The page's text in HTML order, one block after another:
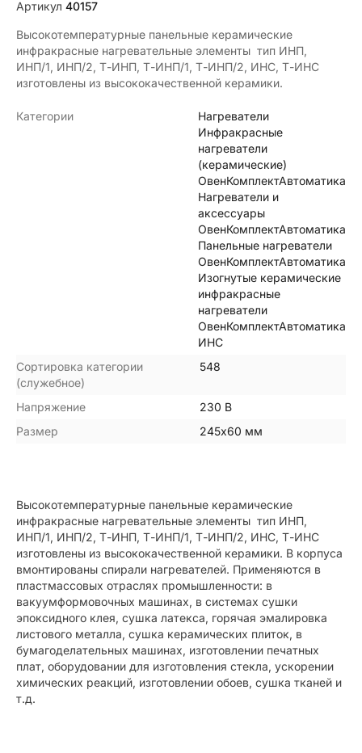
Артикул 40157
Высокотемпературные панельные керамические
инфракрасные нагревательные элементы тип ИНП,
ИНП/1, ИНП/2, Т-ИНП, Т-ИНП/1, Т-ИНП/2, ИНС, Т-ИНС
изготовлены из высококачественной керамики.
Категории
Нагреватели
Инфракрасные
нагреватели
(керамические)
ОвенКомплектАвтоматика
Нагреватели и
аксессуары
ОвенКомплектАвтоматика
Панельные нагреватели
ОвенКомплектАвтоматика
Изогнутые керамические
инфракрасные
нагреватели
ОвенКомплектАвтоматика
ИНС
Сортировка категории
(служебное)
548
Напряжение
230 В
Размер
245х60 мм
Высокотемпературные панельные керамические
инфракрасные нагревательные элементы тип ИНП,
ИНП/1, ИНП/2, Т-ИНП, Т-ИНП/1, Т-ИНП/2, ИНС, Т-ИНС
изготовлены из высококачественной керамики. В корпуса
вмонтированы спирали нагревателей. Применяются в
пластмассовых отраслях промышленности: в
вакуумформовочных машинах, в системах сушки
эпоксидного клея, сушка латекса, горячая эмалировка
листового металла, сушка керамических плиток, в
бумагоделательных машинах, изготовлении печатных
плат, оборудовании для изготовления стекла, ускорении
химических реакций, изготовлении обоев, сушка тканей и
т.д.